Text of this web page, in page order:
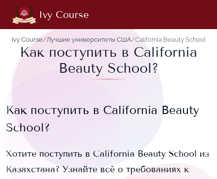
Ivy Course
Ivy Course/Лучшие университеты США/California Beauty School
Как поступить в California
Beauty School?
Как поступить в California Beauty
School?
Хотите поступить в California Beauty School из
Казахстана? Узнайте всё о требованиях к